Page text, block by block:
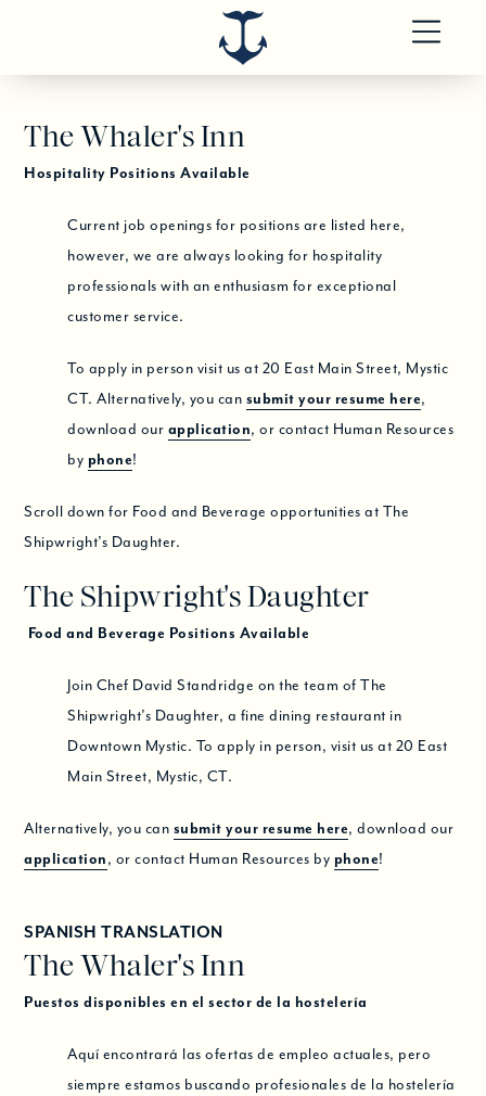
The Whaler's Inn
Hospitality Positions Available
Current job openings for positions are listed here,
however, we are always looking for hospitality
professionals with an enthusiasm for exceptional
customer service.
To apply in person visit us at 20 East Main Street, Mystic
CT. Alternatively, you can submit your resume here,
download our application, or contact Human Resources
by phone!
Scroll down for Food and Beverage opportunities at The
Shipwright’s Daughter.
The Shipwright's Daughter
Food and Beverage Positions Available
Join Chef David Standridge on the team of The
Shipwright’s Daughter, a fine dining restaurant in
Downtown Mystic. To apply in person, visit us at 20 East
Main Street, Mystic, CT.
Alternatively, you can submit your resume here, download our
application, or contact Human Resources by phone!
SPANISH TRANSLATION
The Whaler's Inn
Puestos disponibles en el sector de la hostelería
Aquí encontrará las ofertas de empleo actuales, pero
siempre estamos buscando profesionales de la hostelería